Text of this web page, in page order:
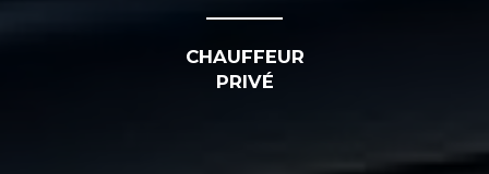
CHAUFFEUR
PRIVÉ